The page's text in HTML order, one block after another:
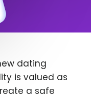
dating
is valued as
a safe